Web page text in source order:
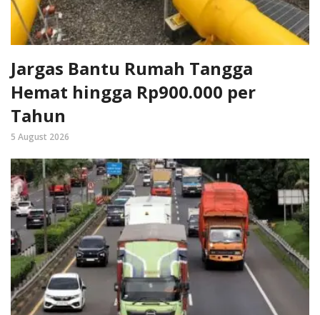
Jargas Bantu Rumah Tangga
Hemat hingga Rp900.000 per
Tahun
5 August 2026